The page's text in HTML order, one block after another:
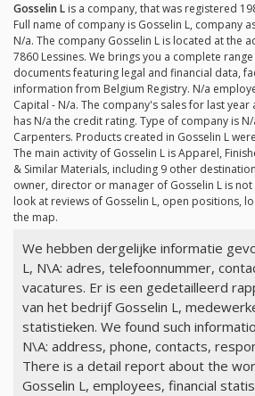
Gosselin L is a company, that was registered
Full name of company is Gosselin L, company
N/a. The company Gosselin L is located at the
7860 Lessines. We brings you a complete
documents featuring legal and financial data,
information from Belgium Registry. N/a
Capital - N/a. The company's sales for last
has N/a the credit rating. Type of company is
Carpenters. Products created in Gosselin L
The main activity of Gosselin L is Apparel,
& Similar Materials, including 9 other
owner, director or manager of Gosselin L is not
look at reviews of Gosselin L, open positions,
the map.
We hebben dergelijke informatie
L, N\A: adres, telefoonnummer,
vacatures. Er is een gedetailleerd
van het bedrijf Gosselin L,
statistieken. We found such
N\A: address, phone, contacts,
There is a detail report about the
Gosselin L, employees, financial